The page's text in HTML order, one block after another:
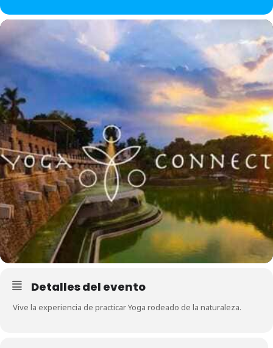
Detalles del evento
Vive la experiencia de practicar Yoga rodeado de la naturaleza.